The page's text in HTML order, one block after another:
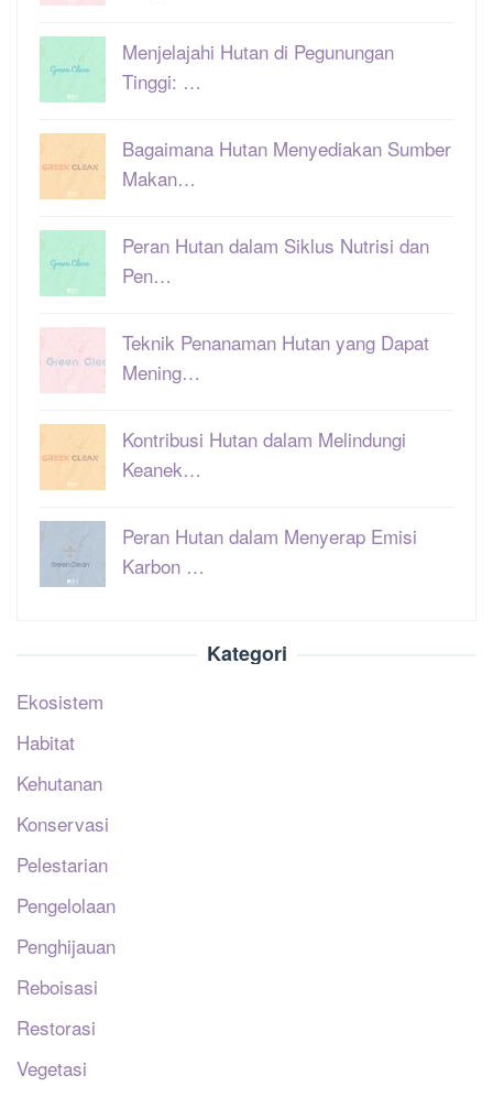
Menjelajahi Hutan di Pegunungan
Tinggi: …
Bagaimana Hutan Menyediakan Sumber
Makan…
Peran Hutan dalam Siklus Nutrisi dan
Pen…
Teknik Penanaman Hutan yang Dapat
Mening…
Kontribusi Hutan dalam Melindungi
Keanek…
Peran Hutan dalam Menyerap Emisi
Karbon …
Kategori
Ekosistem
Habitat
Kehutanan
Konservasi
Pelestarian
Pengelolaan
Penghijauan
Reboisasi
Restorasi
Vegetasi